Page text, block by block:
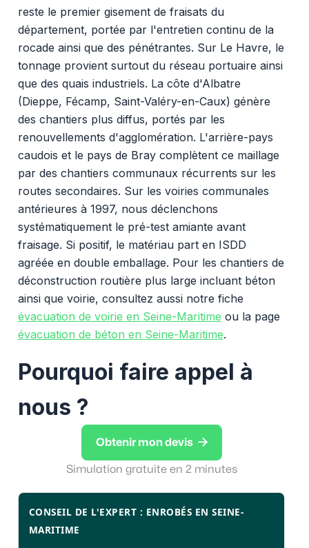
reste le premier gisement de fraisats du
département, portée par l'entretien continu de la
rocade ainsi que des pénétrantes. Sur Le Havre, le
tonnage provient surtout du réseau portuaire ainsi
que des quais industriels. La côte d'Albatre
(Dieppe, Fécamp, Saint-Valéry-en-Caux) génère
des chantiers plus diffus, portés par les
renouvellements d'agglomération. L'arrière-pays
caudois et le pays de Bray complètent ce maillage
par des chantiers communaux récurrents sur les
routes secondaires. Sur les voiries communales
antérieures à 1997, nous déclenchons
systématiquement le pré-test amiante avant
fraisage. Si positif, le matériau part en ISDD
agréée en double emballage. Pour les chantiers de
déconstruction routière plus large incluant béton
ainsi que voirie, consultez aussi notre fiche
évacuation de voirie en Seine-Maritime ou la page
évacuation de béton en Seine-Maritime.
Pourquoi faire appel à
nous ?
Obtenir mon devis 
Simulation gratuite en 2 minutes
CONSEIL DE L'EXPERT : ENROBÉS EN SEINE-
MARITIME